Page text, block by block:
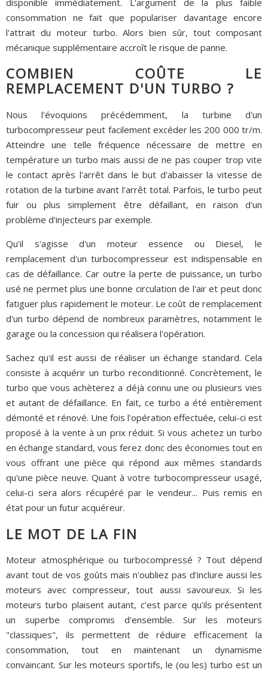
consommation ne fait que populariser davantage encore
l'attrait du moteur turbo. Alors bien sûr, tout composant
mécanique supplémentaire accroît le risque de panne.
COMBIEN COÛTE LE
REMPLACEMENT D'UN TURBO ?
Nous l'évoquions précédemment, la turbine d'un
turbocompresseur peut facilement excéder les 200 000 tr/m.
Atteindre une telle fréquence nécessaire de mettre en
température un turbo mais aussi de ne pas couper trop vite
le contact après l'arrêt dans le but d'abaisser la vitesse de
rotation de la turbine avant l'arrêt total. Parfois, le turbo peut
fuir ou plus simplement être défaillant, en raison d'un
problème d'injecteurs par exemple.
Qu'il s'agisse d'un moteur essence ou Diesel, le
remplacement d'un turbocompresseur est indispensable en
cas de défaillance. Car outre la perte de puissance, un turbo
usé ne permet plus une bonne circulation de l'air et peut donc
fatiguer plus rapidement le moteur. Le coût de remplacement
d'un turbo dépend de nombreux paramètres, notamment le
garage ou la concession qui réalisera l'opération.
Sachez qu'il est aussi de réaliser un échange standard. Cela
consiste à acquérir un turbo reconditionné. Concrètement, le
turbo que vous achèterez a déjà connu une ou plusieurs vies
et autant de défaillance. En fait, ce turbo a été entièrement
démonté et rénové. Une fois l'opération effectuée, celui-ci est
proposé à la vente à un prix réduit. Si vous achetez un turbo
en échange standard, vous ferez donc des économies tout en
vous offrant une pièce qui répond aux mêmes standards
qu'une pièce neuve. Quant à votre turbocompresseur usagé,
celui-ci sera alors récupéré par le vendeur... Puis remis en
état pour un futur acquéreur.
LE MOT DE LA FIN
Moteur atmosphérique ou turbocompressé ? Tout dépend
avant tout de vos goûts mais n'oubliez pas d'inclure aussi les
moteurs avec compresseur, tout aussi savoureux. Si les
moteurs turbo plaisent autant, c'est parce qu'ils présentent
un superbe compromis d'ensemble. Sur les moteurs
"classiques", ils permettent de réduire efficacement la
consommation, tout en maintenant un dynamisme
convaincant. Sur les moteurs sportifs, le (ou les) turbo est un